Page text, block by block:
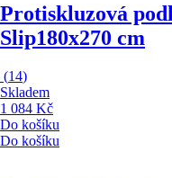
Protiskluzová
Slip180x270 cm
(14)
Skladem
1 084 Kč
Do košíku
Do košíku